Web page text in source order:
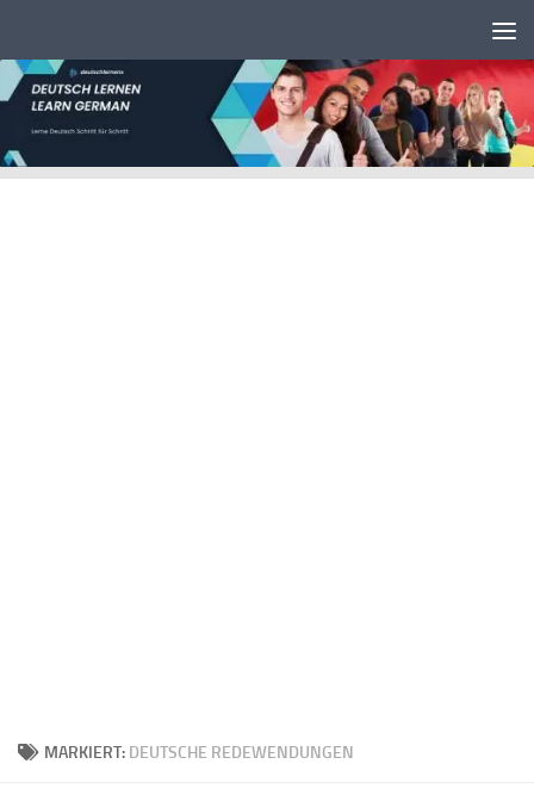
MARKIERT: DEUTSCHE REDEWENDUNGEN